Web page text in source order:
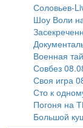
Соловьев-
Шоу Воли
Военная
Совбез
Своя игра
Сто к
Погоня на
Большой